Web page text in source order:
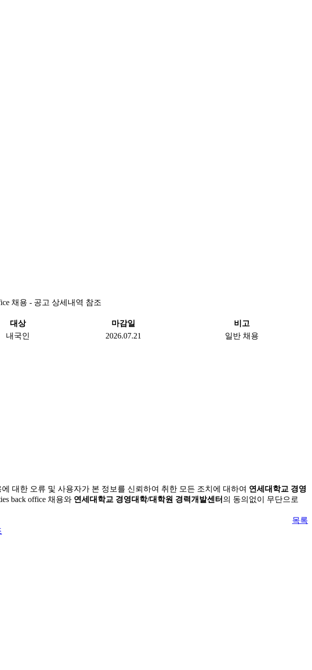
채용 - 공고 상세내역 참조
대상 마감일
비고
내국인 2026.07.21
일반 채용
대한 오류 및 사용자가 본 정보를 신뢰하여 취한 모든 조치에 대하여 연세대학교 경영
back office 채용와 연세대학교 경영대학/대학원 경력개발센터 의 동의없이 무단으로
목록